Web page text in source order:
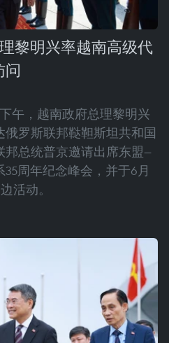
黎明兴率越南高级代
问
午，越南政府总理黎明兴
罗斯联邦鞑靼斯坦共和国
总统普京邀请出席东盟—
周年纪念峰会，并于6月
活动。